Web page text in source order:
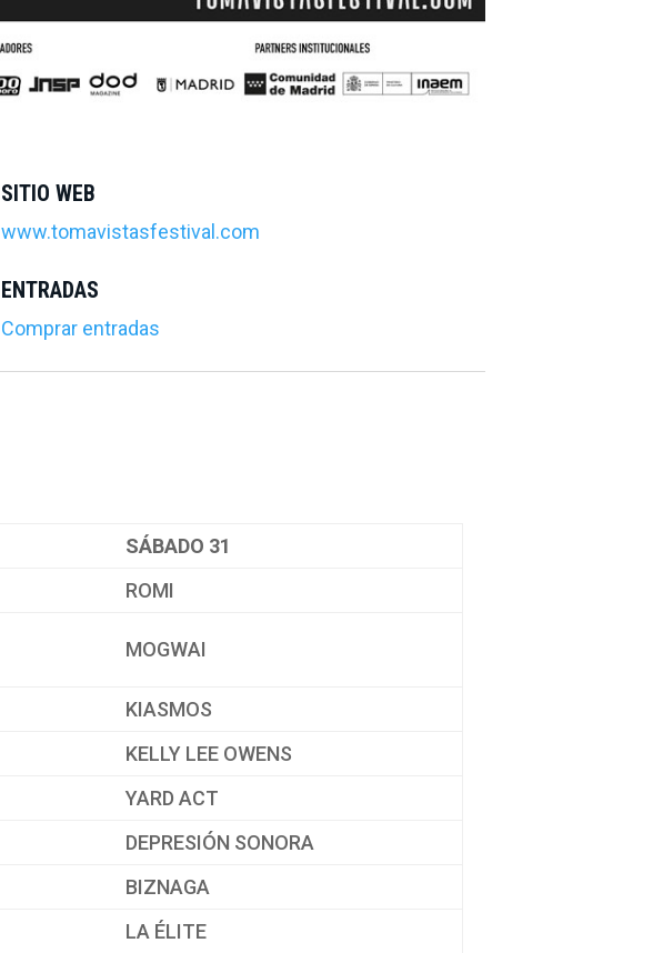
SITIO WEB
www.tomavistasfestival.com
ENTRADAS
Comprar entradas
SÁBADO 31
ROMI
MOGWAI
KIASMOS
KELLY LEE OWENS
YARD ACT
DEPRESIÓN SONORA
BIZNAGA
LA ÉLITE